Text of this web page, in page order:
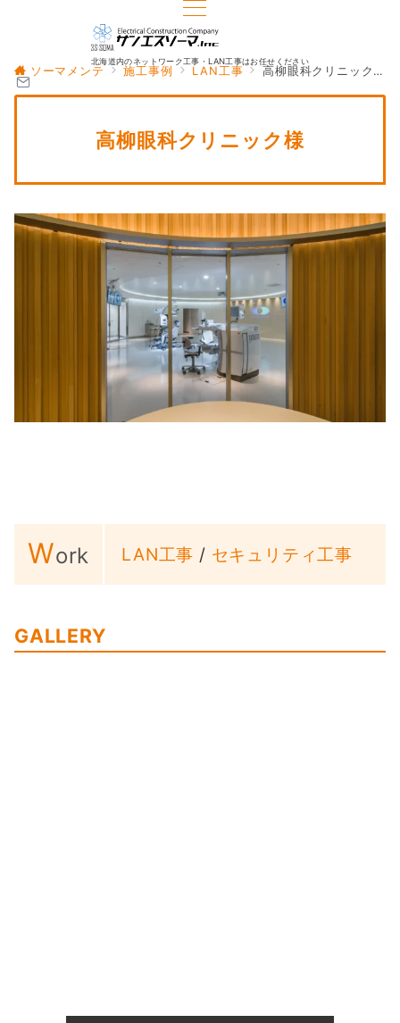
北海道内のネットワーク工事・LAN工事はお任せください
ソーマメンテ 施工事例 LAN工事 高柳眼科クリニック様
高柳眼科クリニック様
Work LAN工事 / セキュリティ工事
GALLERY